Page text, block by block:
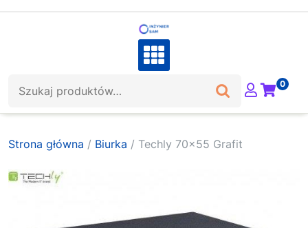
0
Strona główna / Biurka / Techly 70×55 Grafit